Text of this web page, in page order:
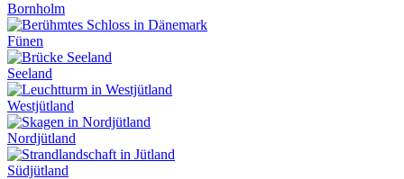
Bornholm
Fünen
Seeland
Westjütland
Nordjütland
Südjütland